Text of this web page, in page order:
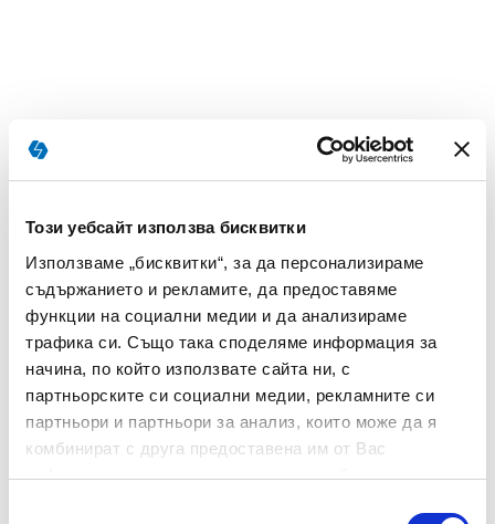
Този уебсайт използва бисквитки
Използваме „бисквитки“, за да персонализираме
съдържанието и рекламите, да предоставяме
функции на социални медии и да анализираме
трафика си. Също така споделяме информация за
начина, по който използвате сайта ни, с
партньорските си социални медии, рекламните си
партньори и партньори за анализ, които може да я
комбинират с друга предоставена им от Вас
информация или с такава, която са събрали от